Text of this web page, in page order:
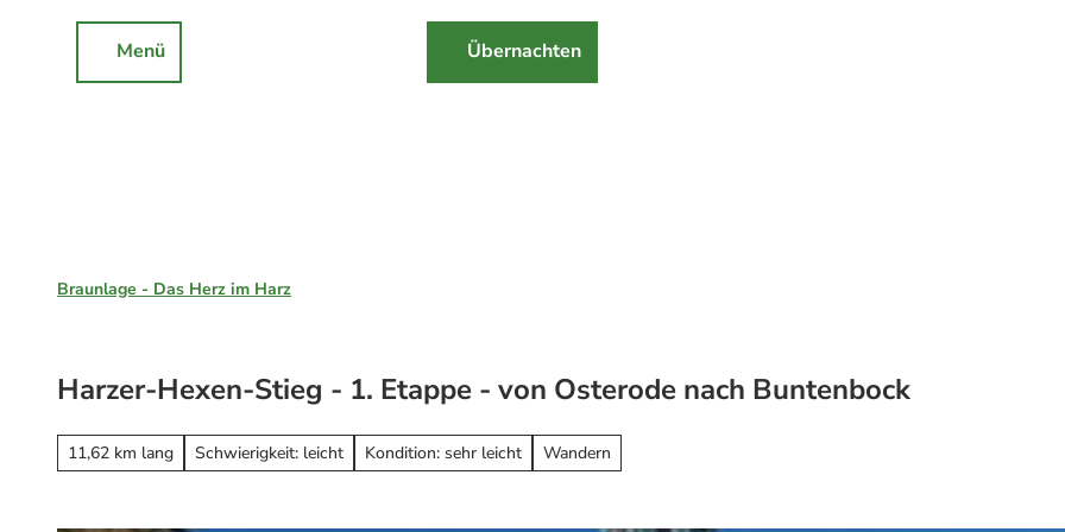
Menü
Sankt Andreasberg
Hohegeiß
Nationalpark Harz
Erleben
Alle Erlebnisse
Wandern
Übernachten
Braunlage - Das Herz im Harz
Harzer-Hexen-Stieg - 1. Etappe - von Osterode nach Buntenbock
11,62 km lang Schwierigkeit: leicht Kondition: sehr leicht Wandern